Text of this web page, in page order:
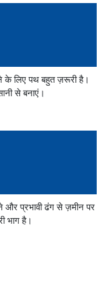
के लिए पथ बहुत ज़रूरी है।
से बनाएं।
और प्रभावी ढंग से ज़मीन पर
भाग है।